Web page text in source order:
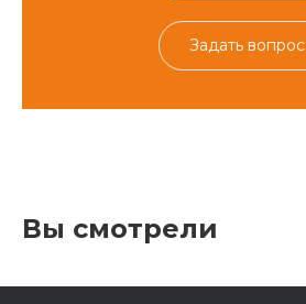
Задать вопрос
Вы смотрели